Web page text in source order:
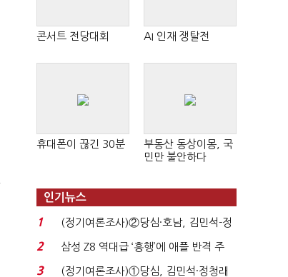
콘서트 전당대회 AI 인재 쟁탈전
휴대폰이 끊긴 30분
부동산 동상이몽, 국
민만 불안하다
인기뉴스
1
(정기여론조사)②당심·호남, 김민석-정
청래 '초접전'...
2
삼성 Z8 역대급 ‘흥행’에 애플 반격 주
목…9월 ‘폴...
3
(정기여론조사)①당심, 김민석·정청래